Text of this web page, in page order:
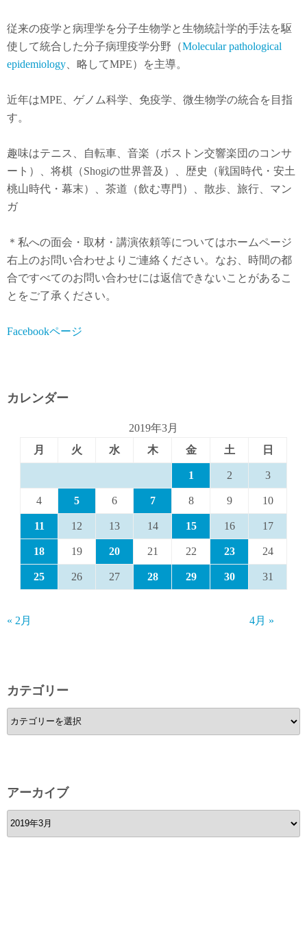
従来の疫学と病理学を分子生物学と生物統計学的手法を駆
使して統合した分子病理疫学分野（Molecular pathological
epidemiology 、略してMPE）を主導。
近年はMPE 、ゲノム科学、免疫学、微生物学の統合を目指
す。
趣味はテニス、自転車、音楽（ボストン交響楽団のコンサ
ート）、将棋（Shogiの世界普及）、歴史（戦国時代・安土
桃山時代・幕末）、茶道（飲む専門）、散歩、旅行、マン
ガ
＊私への面会・取材・講演依頼等についてはホームページ
右上のお問い合わせよりご連絡ください。なお、時間の都
合ですべてのお問い合わせには返信できないことがあるこ
とをご了承ください。
Facebookページ
カレンダー
2019年3月
月
火 水 木 金 土 日
1 2 3
4 5 6 7 8 9 10
11 12 13 14 15 16 17
18 19 20 21 22 23 24
25 26 27 28 29 30 31
« 2月 4月 »
カテゴリー
カ
テ
ー
アーカイブ
ア
ー